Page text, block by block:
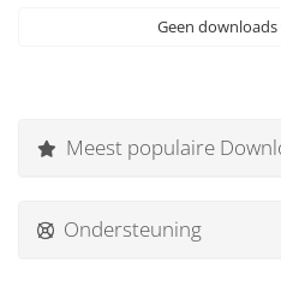
Geen
Meest populaire
Ondersteuning